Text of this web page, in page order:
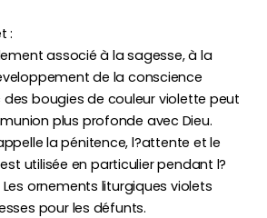
€5.00
€23.00
:
associé à la sagesse, à la
de la conscience
des bougies de couleur violette peut
plus profonde avec Dieu.
la pénitence, l?attente et le
utilisée en particulier pendant l?
ornements liturgiques violets
pour les défunts.